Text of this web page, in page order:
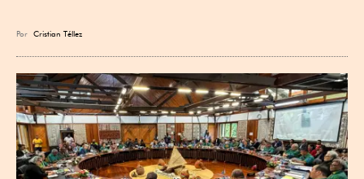
Por Cristian Téllez